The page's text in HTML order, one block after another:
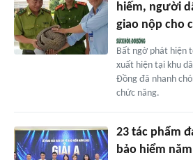
hiếm, người
giao nộp cho
Bất ngờ phát hiện
xuất hiện tại khu
Đồng đã nhanh
chức năng.
23 tác phẩm
bảo hiểm